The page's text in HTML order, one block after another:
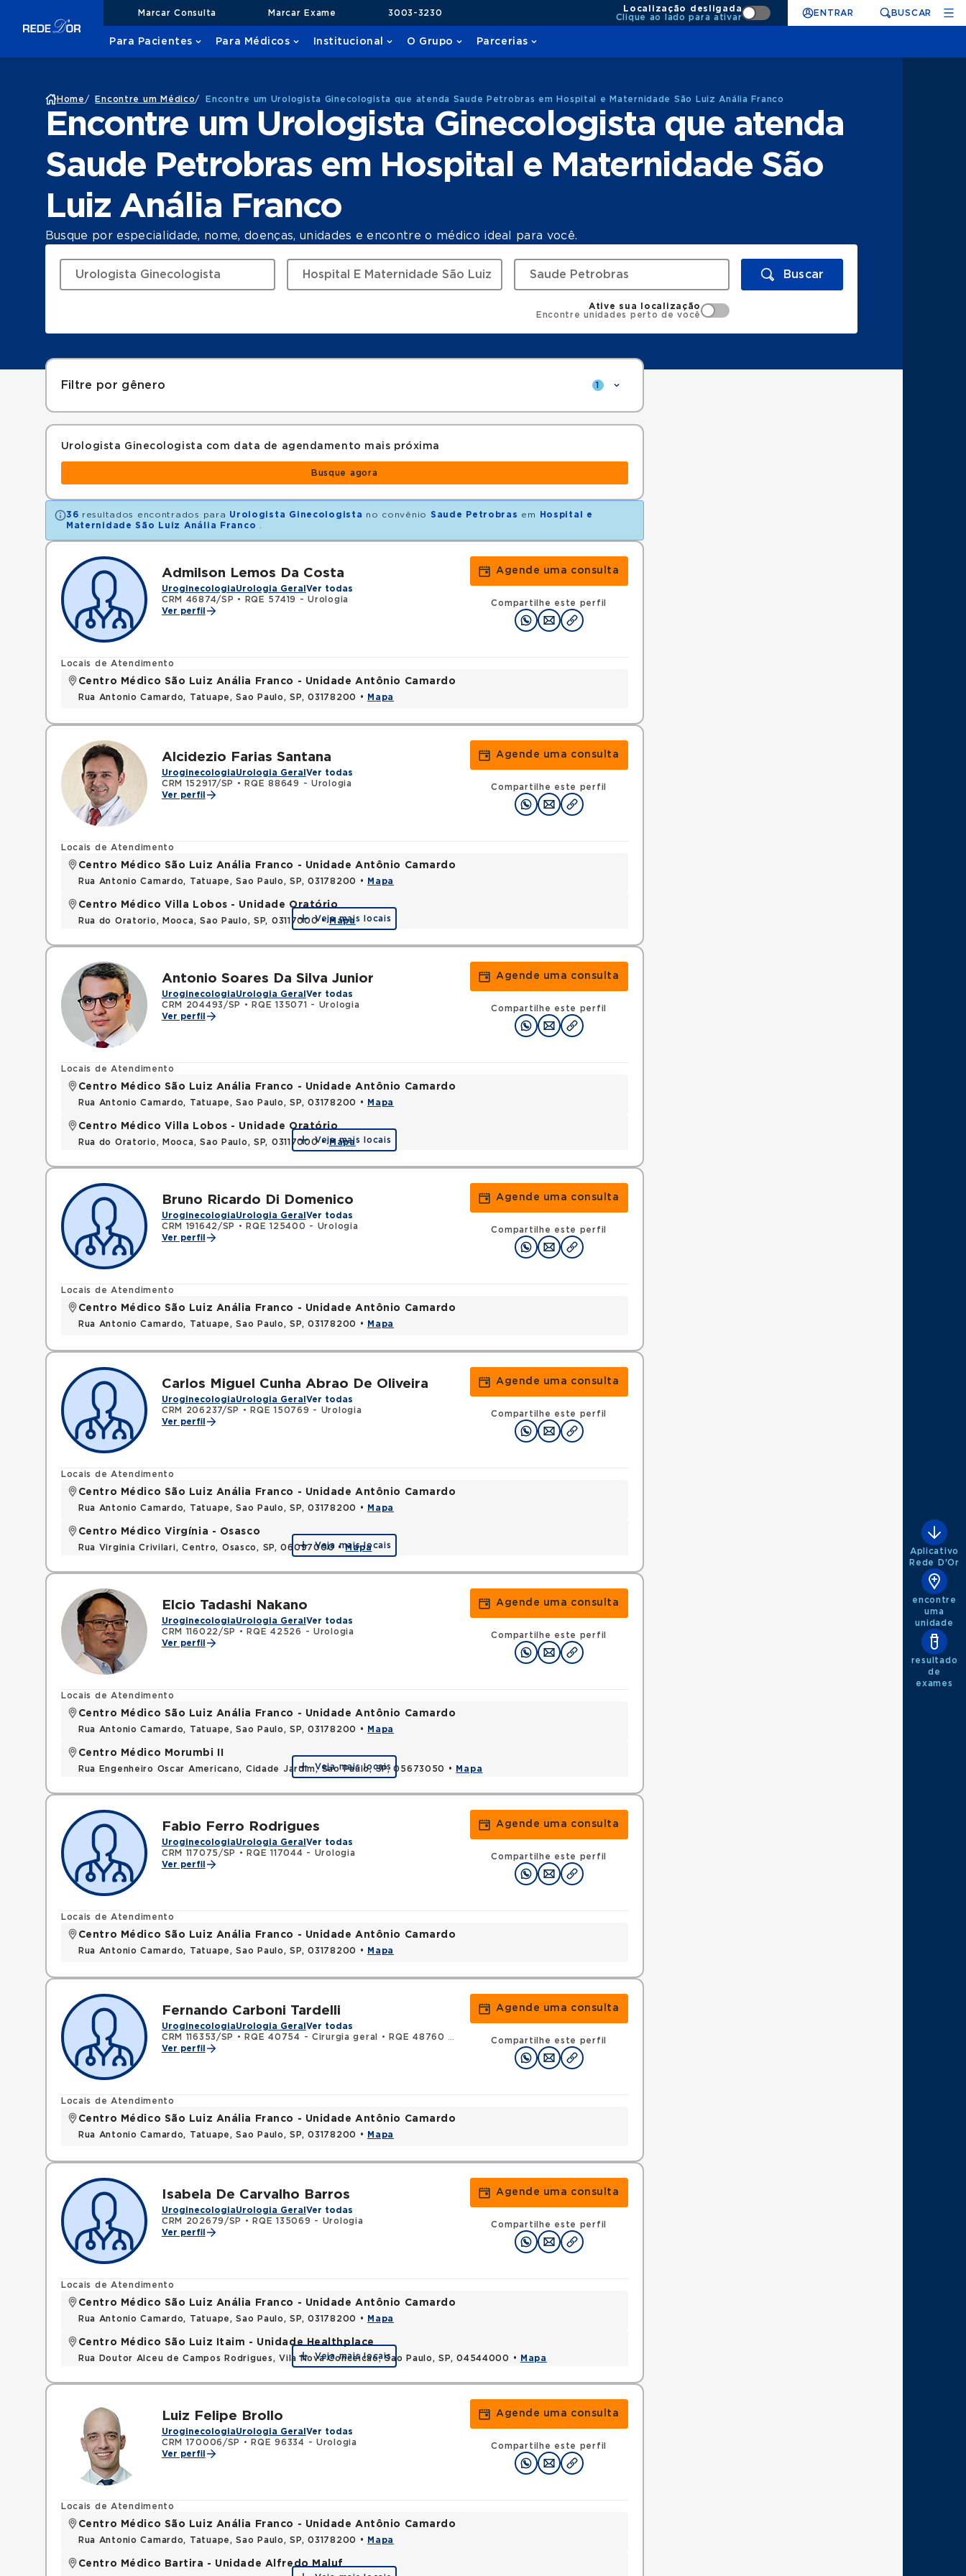
Marcar Consulta Marcar Exame 3003-3230
Localização desligada
Clique ao lado para ativar
ENTRAR BUSCAR
Para Pacientes Para Médicos Institucional O Grupo Parcerias
Home / Encontre um Médico/ Encontre um Urologista Ginecologista que atenda Saude Petrobras em Hospital e Maternidade São Luiz Anália Franco
Encontre um Urologista Ginecologista que atenda
Saude Petrobras em Hospital e Maternidade São
Luiz Anália Franco
Busque por especialidade, nome, doenças, unidades e encontre o médico ideal para você.
Buscar
Ative sua localização
Encontre unidades perto de você
Filtre por gênero 1
Urologista Ginecologista com data de agendamento mais próxima
Busque agora
36 resultados encontrados para Urologista Ginecologista no convênio Saude Petrobras em
Hospital e
Maternidade São Luiz Anália Franco
Admilson Lemos Da Costa
UroginecologiaUrologia Geral Ver todas
CRM 46874/SP •
RQE 57419 - Urologia
Ver perfil
Agende uma consulta
Compartilhe este perfil
Locais de Atendimento
Centro Médico São Luiz Anália Franco - Unidade Antônio Camardo
Rua Antonio Camardo, Tatuape, Sao Paulo, SP, 03178200 • Mapa
Alcidezio Farias Santana
UroginecologiaUrologia Geral Ver todas
CRM 152917/SP
•
RQE 88649 - Urologia
Ver perfil
Agende uma consulta
Compartilhe este perfil
Locais de Atendimento
Centro Médico São Luiz Anália Franco - Unidade Antônio Camardo
Rua Antonio Camardo, Tatuape, Sao Paulo, SP, 03178200 • Mapa
Centro Médico Villa Lobos - Unidade Oratório
Rua do Oratorio, Mooca, Sao Paulo, SP, 03117000 •Mapa
Veja mais locais
Antonio Soares Da Silva Junior
UroginecologiaUrologia Geral Ver todas
CRM 204493/SP
•
RQE 135071 - Urologia
Ver perfil
Agende uma consulta
Compartilhe este perfil
Locais de Atendimento
Centro Médico São Luiz Anália Franco - Unidade Antônio Camardo
Rua Antonio Camardo, Tatuape, Sao Paulo, SP, 03178200 • Mapa
Centro Médico Villa Lobos - Unidade Oratório
Rua do Oratorio, Mooca, Sao Paulo, SP, 03117000 •Mapa
Veja mais locais
Bruno Ricardo Di Domenico
UroginecologiaUrologia Geral Ver todas
CRM 191642/SP
•
RQE 125400 - Urologia
Ver perfil
Agende uma consulta
Compartilhe este perfil
Locais de Atendimento
Centro Médico São Luiz Anália Franco - Unidade Antônio Camardo
Rua Antonio Camardo, Tatuape, Sao Paulo, SP, 03178200 • Mapa
Carlos Miguel Cunha Abrao De Oliveira
UroginecologiaUrologia Geral Ver todas
CRM 206237/SP
•
RQE 150769 - Urologia
Ver perfil
Agende uma consulta
Compartilhe este perfil
Locais de Atendimento
Centro Médico São Luiz Anália Franco - Unidade Antônio Camardo
Rua Antonio Camardo, Tatuape, Sao Paulo, SP, 03178200 • Mapa
Centro Médico Virgínia - Osasco
Rua Virginia Crivilari, Centro, Osasco, SP, 06097000 •Mapa
Veja mais locais
Elcio Tadashi Nakano
UroginecologiaUrologia Geral Ver todas
CRM 116022/SP
•
RQE 42526 - Urologia
Ver perfil
Agende uma consulta
Compartilhe este perfil
Locais de Atendimento
Centro Médico São Luiz Anália Franco - Unidade Antônio Camardo
Rua Antonio Camardo, Tatuape, Sao Paulo, SP, 03178200 • Mapa
Centro Médico Morumbi II
Rua Engenheiro Oscar Americano, Cidade Jardim, Sao Paulo, SP, 05673050 • Mapa
Veja mais locais
Fabio Ferro Rodrigues
UroginecologiaUrologia Geral Ver todas
CRM 117075/SP
•
RQE 117044 - Urologia
Ver perfil
Agende uma consulta
Compartilhe este perfil
Locais de Atendimento
Centro Médico São Luiz Anália Franco - Unidade Antônio Camardo
Rua Antonio Camardo, Tatuape, Sao Paulo, SP, 03178200 • Mapa
Fernando Carboni Tardelli
UroginecologiaUrologia Geral Ver todas
CRM 116353/SP
• RQE 40754 - Cirurgia geral •
RQE 48760 - Urologia
Ver perfil
Agende uma consulta
Compartilhe este perfil
Locais de Atendimento
Centro Médico São Luiz Anália Franco - Unidade Antônio Camardo
Rua Antonio Camardo, Tatuape, Sao Paulo, SP, 03178200 • Mapa
Isabela De Carvalho Barros
UroginecologiaUrologia Geral Ver todas
CRM 202679/SP
•
RQE 135069 - Urologia
Ver perfil
Agende uma consulta
Compartilhe este perfil
Locais de Atendimento
Centro Médico São Luiz Anália Franco - Unidade Antônio Camardo
Rua Antonio Camardo, Tatuape, Sao Paulo, SP, 03178200 • Mapa
Centro Médico São Luiz Itaim - Unidade Healthplace
Rua Doutor Alceu de Campos Rodrigues, Vila Nova Conceicao, Sao Paulo, SP, 04544000 • Mapa
Veja mais locais
Luiz Felipe Brollo
UroginecologiaUrologia Geral Ver todas
CRM 170006/SP
•
RQE 96334 - Urologia
Ver perfil
Agende uma consulta
Compartilhe este perfil
Locais de Atendimento
Centro Médico São Luiz Anália Franco - Unidade Antônio Camardo
Rua Antonio Camardo, Tatuape, Sao Paulo, SP, 03178200 • Mapa
Centro Médico Bartira - Unidade Alfredo Maluf
Aplicativo
Rede D'Or
encontre
uma
unidade
resultado
de
exames